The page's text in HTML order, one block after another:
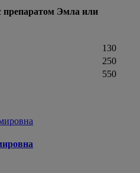
препаратом Эмла или
130
250
550